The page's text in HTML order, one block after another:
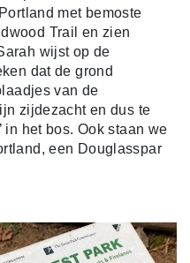
met bemoste
Trail en zien
wijst op de
dat de grond
van de
zijdezacht en dus te
in het bos. Ook staan we
een Douglasspar